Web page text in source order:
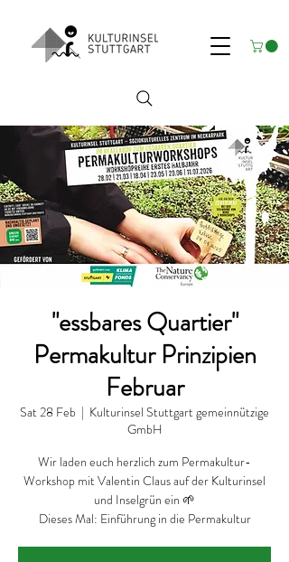
"essbares Quartier"
Permakultur Prinzipien
Februar
Sat 28 Feb
  |
Kulturinsel Stuttgart gemeinnützige
GmbH
Wir laden euch herzlich zum Permakultur-
Workshop mit Valentin Claus auf der Kulturinsel
und Inselgrün ein 🌱
Dieses Mal: Einführung in die Permakultur